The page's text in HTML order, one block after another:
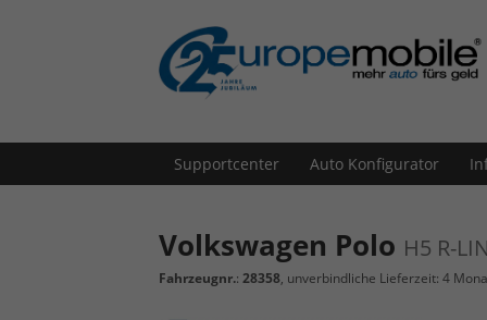
Supportcenter Auto Konfigurator
Volkswagen Polo H5 R-
Fahrzeugnr.: 28358, unverbindliche Lieferzeit: 4